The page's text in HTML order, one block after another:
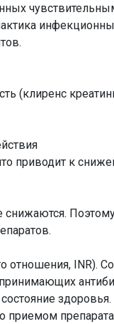
(клиренс
приводит к
INR).
здоровья.